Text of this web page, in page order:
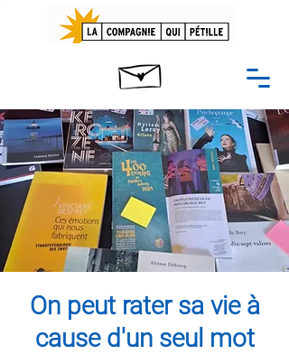
On peut rater sa vie à
cause d'un seul mot